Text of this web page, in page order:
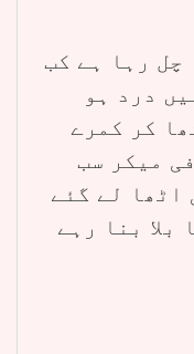
چل رہا ہے کب
درد ہو
کر کمرے
میکر سب
اٹھا لے گئے
بلا بنا رہے